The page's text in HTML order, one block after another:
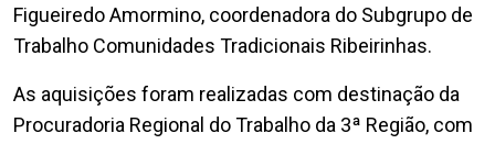
Figueiredo Amormino, coordenadora do Subgrupo de
Trabalho Comunidades Tradicionais Ribeirinhas.
As aquisições foram realizadas com destinação da
Procuradoria Regional do Trabalho da 3ª Região, com